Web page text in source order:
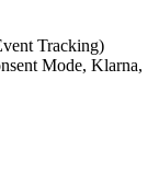
Tracking)
Mode, Klarna,